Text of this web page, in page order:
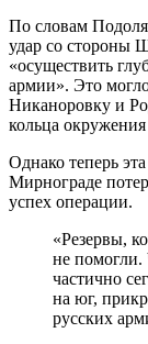
По словам
удар со стороны
«осуществить
армии». Это
Никаноровку и
кольца
Однако теперь
Мирнограде
успех операции.
«Резервы,
не помогли.
частично
на юг,
русских